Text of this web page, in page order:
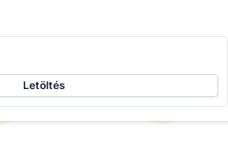
Letöltés